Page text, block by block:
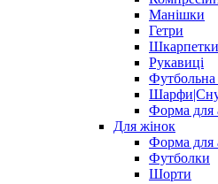
Манішки
Гетри
Шкарпетки
Рукавиці
Форма для
Для жінок
Форма для
Футболки
Шорти